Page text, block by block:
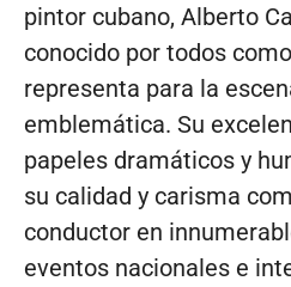
pintor cubano, Alberto
conocido por todos
representa para la
emblemática. Su
papeles dramáticos y
su calidad y carisma
conductor en
eventos nacionales e